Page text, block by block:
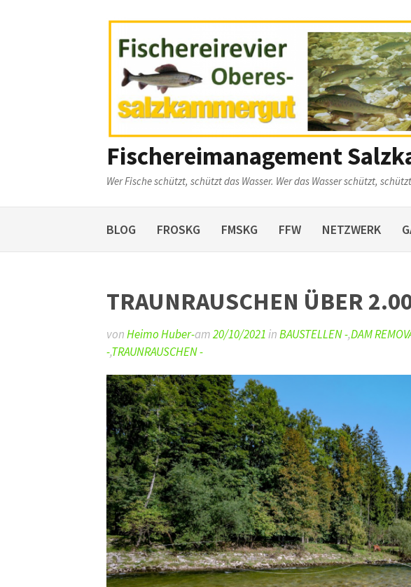
Fischereimanagement
Wer Fische schützt, schützt das Wasser. Wer das Wasser schützt,
BLOG FROSKG FMSKG FFW NETZWERK
TRAUNRAUSCHEN ÜBER
vonHeimo Huber-am20/10/2021inBAUSTELLEN -,DAM
-,TRAUNRAUSCHEN -